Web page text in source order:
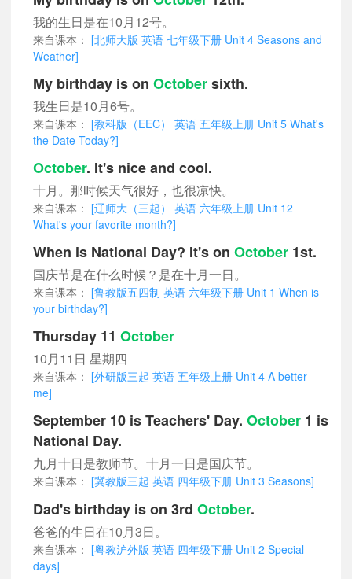
我的生日是在10月12号。
来自课本： [北师大版 英语 七年级下册 Unit 4 Seasons and
Weather]
My birthday is on Octobersixth.
我生日是10月6号。
来自课本： [教科版（EEC） 英语 五年级上册 Unit 5 What's
the Date Today?]
October. It's nice and cool.
十月。那时候天气很好，也很凉快。
来自课本： [辽师大（三起） 英语 六年级上册 Unit 12
What's your favorite month?]
When is National Day? It's on October 1st.
国庆节是在什么时候？是在十月一日。
来自课本： [鲁教版五四制 英语 六年级下册 Unit 1 When is
your birthday?]
Thursday 11 October
10月11日 星期四
来自课本： [外研版三起 英语 五年级上册 Unit 4 A better
me]
September 10 is Teachers' Day. October 1 is
National Day.
九月十日是教师节。十月一日是国庆节。
来自课本： [冀教版三起 英语 四年级下册 Unit 3 Seasons]
Dad's birthday is on 3rd October.
爸爸的生日在10月3日。
来自课本： [粤教沪外版 英语 四年级下册 Unit 2 Special
days]